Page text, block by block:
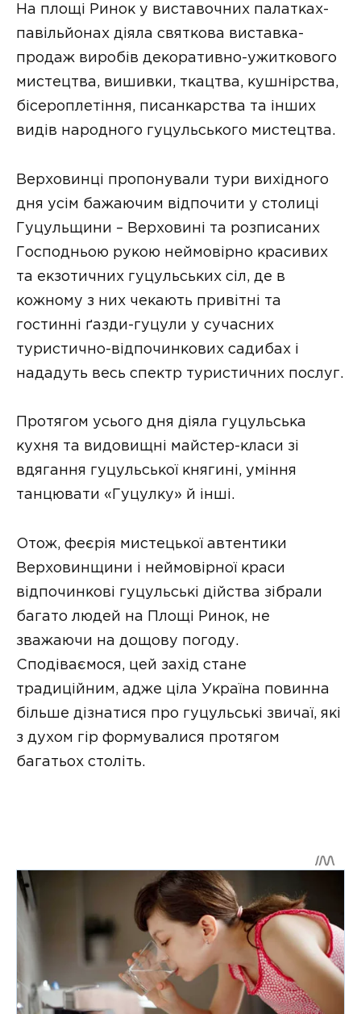
На площі Ринок у виставочних палатках-
павільйонах діяла святкова виставка-
продаж виробів декоративно-ужиткового
мистецтва, вишивки, ткацтва, кушнірства,
бісероплетіння, писанкарства та інших
видів народного гуцульського мистецтва.
Верховинці пропонували тури вихідного
дня усім бажаючим відпочити у столиці
Гуцульщини – Верховині та розписаних
Господньою рукою неймовірно красивих
та екзотичних гуцульських сіл, де в
кожному з них чекають привітні та
гостинні ґазди-гуцули у сучасних
туристично-відпочинкових садибах і
нададуть весь спектр туристичних послуг.
Протягом усього дня діяла гуцульська
кухня та видовищні майстер-класи зі
вдягання гуцульської княгині, уміння
танцювати «Гуцулку» й інші.
Отож, феєрія мистецької автентики
Верховинщини і неймовірної краси
відпочинкові гуцульські дійства зібрали
багато людей на Площі Ринок, не
зважаючи на дощову погоду.
Сподіваємося, цей захід стане
традиційним, адже ціла Україна повинна
більше дізнатися про гуцульські звичаї, які
з духом гір формувалися протягом
багатьох століть.